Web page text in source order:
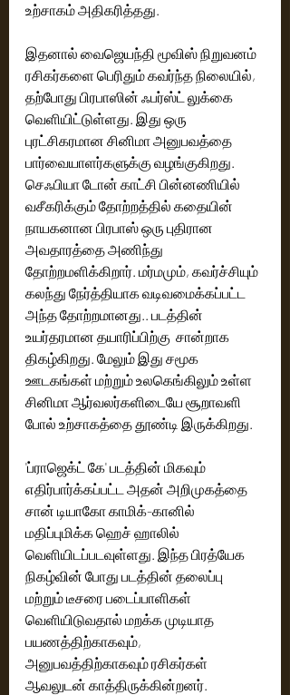
உற்சாகம் அதிகரித்தது.
இதனால் வைஜெயந்தி மூவிஸ் நிறுவனம்
ரசிகர்களை பெரிதும் கவர்ந்த நிலையில்,
தற்போது பிரபாஸின் ஃபர்ஸ்ட் லுக்கை
வெளியிட்டுள்ளது. இது ஒரு
புரட்சிகரமான சினிமா அனுபவத்தை
பார்வையாளர்களுக்கு வழங்குகிறது.
செஃபியா டோன் காட்சி பின்னணியில்
வசீகரிக்கும் தோற்றத்தில் கதையின்
நாயகனான பிரபாஸ் ஒரு புதிரான
அவதாரத்தை அணிந்து
தோற்றமளிக்கிறார். மர்மமும், கவர்ச்சியும்
கலந்து நேர்த்தியாக வடிவமைக்கப்பட்ட
அந்த தோற்றமானது.. படத்தின்
உயர்தரமான தயாரிப்பிற்கு  சான்றாக
திகழ்கிறது. மேலும் இது சமூக
ஊடகங்கள் மற்றும் உலகெங்கிலும் உள்ள
சினிமா ஆர்வலர்களிடையே சூறாவளி
போல் உற்சாகத்தை தூண்டி இருக்கிறது.
'ப்ராஜெக்ட் கே' படத்தின் மிகவும்
எதிர்பார்க்கப்பட்ட அதன் அறிமுகத்தை
சான் டியாகோ காமிக்-கானில்
மதிப்புமிக்க ஹெச் ஹாலில்
வெளியிடப்படவுள்ளது. இந்த பிரத்யேக
நிகழ்வின் போது படத்தின் தலைப்பு
மற்றும் டீசரை படைப்பாளிகள்
வெளியிடுவதால் மறக்க முடியாத
பயணத்திற்காகவும்,
அனுபவத்திற்காகவும் ரசிகர்கள்
ஆவலுடன் காத்திருக்கின்றனர்.